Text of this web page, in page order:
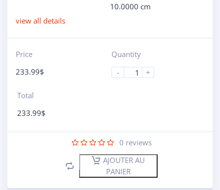
10.0000 cm
view all details
Price
233.99$
Quantity
-
+
Total
233.99$
0 reviews
AJOUTER AU
PANIER